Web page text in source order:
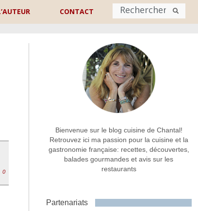
CONTACT
Nom
ou message *
0
Bienvenue sur le blog cuisine de Chantal!
Retrouvez ici ma passion pour la cuisine et la
gastronomie française: recettes, découvertes,
balades gourmandes et avis sur les
restaurants
Partenariats